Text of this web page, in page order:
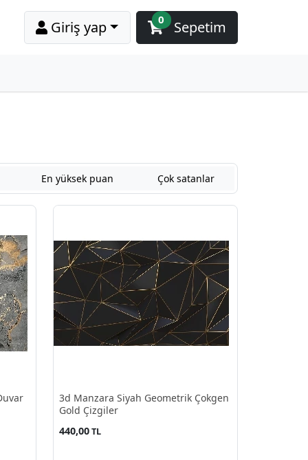
Giriş yap Sepetim
0
En yüksek puan Çok satanlar
3d Manzara Siyah Geometrik Çokgen
Gold Çizgiler
440,00TL